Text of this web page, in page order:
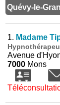
Quévy-le-
1. Madame
Avenue
7000Mons